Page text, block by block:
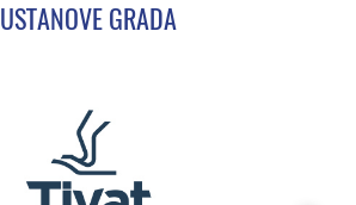
USTANOVE GRADA